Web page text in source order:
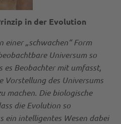
in der Evolution
einer „schwachen“ Form
Univer­sum so
es Beobachter mit umfasst,
Vorstellung des Universums
machen. Die biologische
die Evolution so
ein intelligentes Wesen dabei